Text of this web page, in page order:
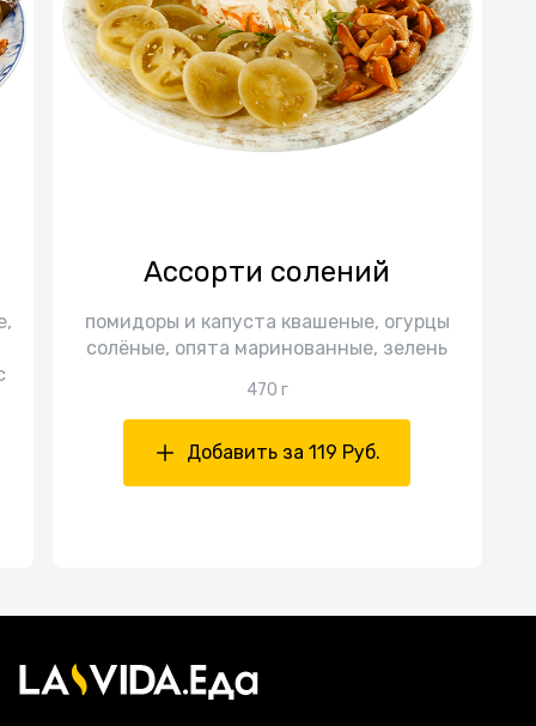
Ассорти солений
помидоры и капуста квашеные, огурцы
солёные, опята маринованные, зелень
470 г
Добавить за 119 Руб.